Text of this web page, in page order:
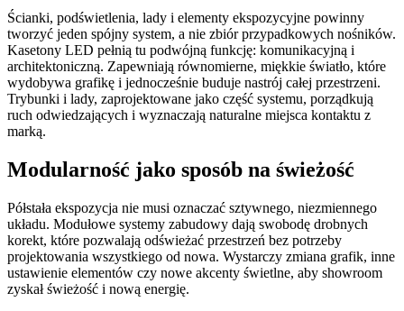
Ścianki, podświetlenia, lady i elementy ekspozycyjne powinny
tworzyć jeden spójny system, a nie zbiór przypadkowych nośników.
Kasetony LED pełnią tu podwójną funkcję: komunikacyjną i
architektoniczną. Zapewniają równomierne, miękkie światło, które
wydobywa grafikę i jednocześnie buduje nastrój całej przestrzeni.
Trybunki i lady, zaprojektowane jako część systemu, porządkują
ruch odwiedzających i wyznaczają naturalne miejsca kontaktu z
marką.
Modularność jako sposób na świeżość
Półstała ekspozycja nie musi oznaczać sztywnego, niezmiennego
układu. Modułowe systemy zabudowy dają swobodę drobnych
korekt, które pozwalają odświeżać przestrzeń bez potrzeby
projektowania wszystkiego od nowa. Wystarczy zmiana grafik, inne
ustawienie elementów czy nowe akcenty świetlne, aby showroom
zyskał świeżość i nową energię.